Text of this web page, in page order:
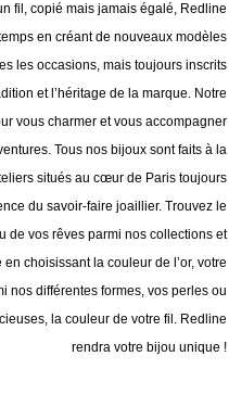
fil, copié mais jamais égalé, Redline
en créant de nouveaux modèles
les occasions, mais toujours inscrits
et l’héritage de la marque. Notre
vous charmer et vous accompagner
Tous nos bijoux sont faits à la
situés au cœur de Paris toujours
du savoir-faire joaillier. Trouvez le
de vos rêves parmi nos collections et
choisissant la couleur de l’or, votre
nos différentes formes, vos perles ou
la couleur de votre fil. Redline
rendra votre bijou unique !